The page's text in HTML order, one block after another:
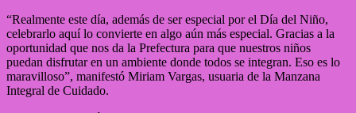
“Realmente este día, además de ser especial por el Día del Niño,
celebrarlo aquí lo convierte en algo aún más especial. Gracias a la
oportunidad que nos da la Prefectura para que nuestros niños
puedan disfrutar en un ambiente donde todos se integran. Eso es lo
maravilloso”, manifestó Miriam Vargas, usuaria de la Manzana
Integral de Cuidado.